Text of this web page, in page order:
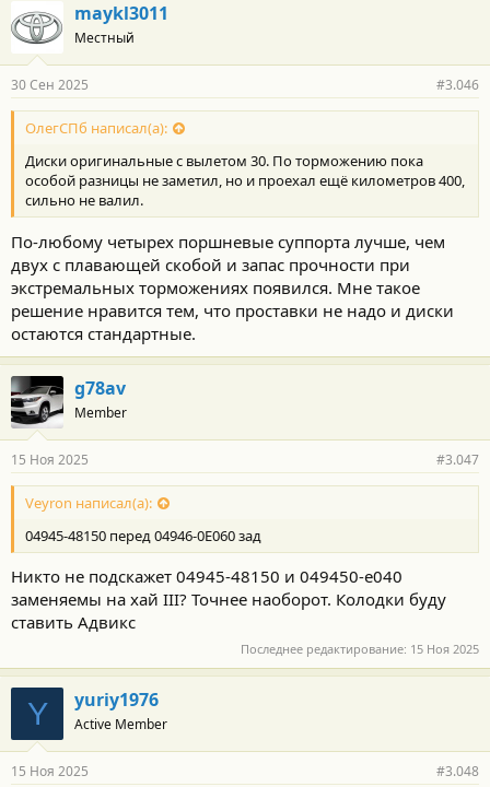
о
д
а
н
о
с
и
:
maykl3011
Местный
30 Сен 2025 #3.046
ОлегСПб написал(а):
Диски оригинальные с вылетом 30. По торможению пока
особой разницы не заметил, но и проехал ещё километров 400,
сильно не валил.
По-любому четырех поршневые суппорта лучше, чем
двух с плавающей скобой и запас прочности при
экстремальных торможениях появился. Мне такое
решение нравится тем, что проставки не надо и диски
остаются стандартные.
g78av
Member
15 Ноя 2025 #3.047
Veyron написал(а):
04945-48150 перед 04946-0E060 зад
Никто не подскажет 04945-48150 и 049450-e040
заменяемы на хай III? Точнее наоборот. Колодки буду
ставить Адвикс
Последнее редактирование: 15 Ноя 2025
Y yuriy1976
Active Member
15 Ноя 2025 #3.048